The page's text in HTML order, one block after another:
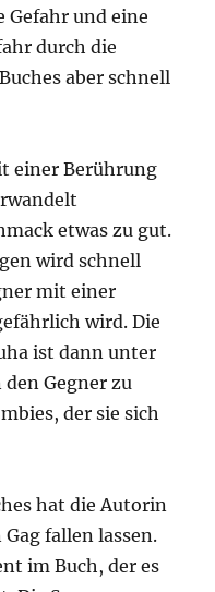
Gefahr und eine
durch die
aber schnell
einer Berührung
etwas zu gut.
wird schnell
mit einer
wird. Die
ist dann unter
Gegner zu
der sie sich
hat die Autorin
fallen lassen.
im Buch, der es